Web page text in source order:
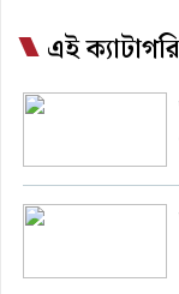
এই